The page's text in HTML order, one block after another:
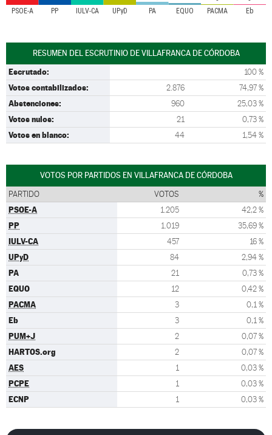
PSOE-A PP IULV-CA UPyD PA EQUO PACMA Eb
RESUMEN DEL ESCRUTINIO DE VILLAFRANCA DE CÓRDOBA
Escrutado: 100 %
Votos contabilizados: 2.876 74,97 %
Abstenciones: 960 25,03 %
Votos nulos: 21 0,73 %
Votos en blanco: 44 1,54 %
VOTOS POR PARTIDOS EN VILLAFRANCA DE CÓRDOBA
PARTIDO VOTOS %
PSOE-A 1.205 42,2 %
PP 1.019 35,69 %
IULV-CA 457 16 %
UPyD 84 2,94 %
PA 21 0,73 %
EQUO 12 0,42 %
PACMA 3 0,1 %
Eb 3 0,1 %
PUM+J 2 0,07 %
HARTOS.org 2 0,07 %
AES 1 0,03 %
PCPE 1 0,03 %
ECNP 1 0,03 %